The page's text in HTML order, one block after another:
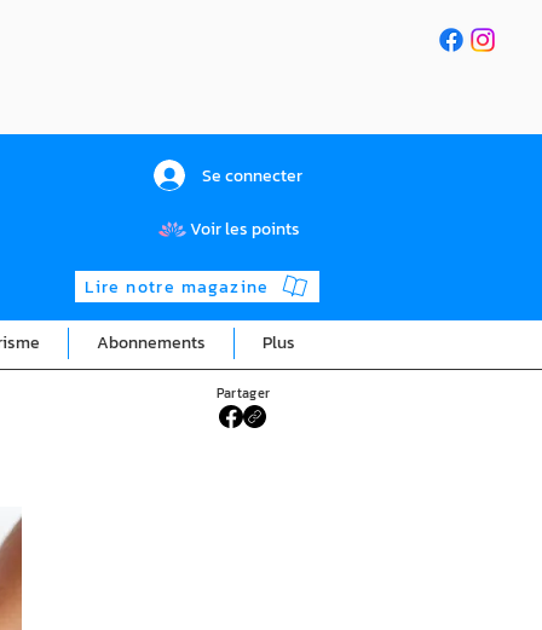
Se connecter
Voir les points
Lire notre magazine
Abonnements Plus
Partager